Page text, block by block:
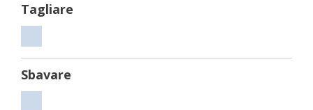
Tagliare
Sbavare